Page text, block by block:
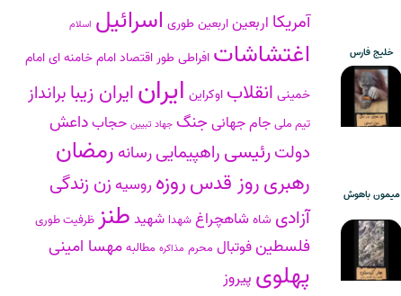
خلیج فارس
میمون باهوش
آمریکا اربعیناربعین طوری اسرائیل اسلام
اغتشاشات افراطی طوراقتصادامام خامنه ایامام
خمینی انقلاب اوکراین ایرانایران زیبا برانداز
تیم ملی جام جهانی جنگ جهاد تبیین حجابداعش
دولترئیسی راهپیماییرسانهرمضان
رهبریروز قدسروزه روسیهزن زندگی
آزادی شاهشاهچراغ شهدا شهید طنز ظرفیت طوری
فلسطینفوتبال محرم مذاکره مطالبه مهسا امینی
پهلوی پیروز